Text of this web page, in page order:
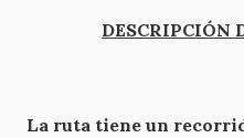
DESCRIPCIÓN
La ruta tiene un